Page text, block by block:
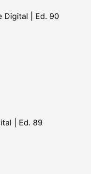
Digital | Ed. 90
| Ed. 89